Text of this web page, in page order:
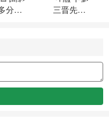
爱多分教师端成绩查询软件下载 三晋先锋软件官方版下载安装